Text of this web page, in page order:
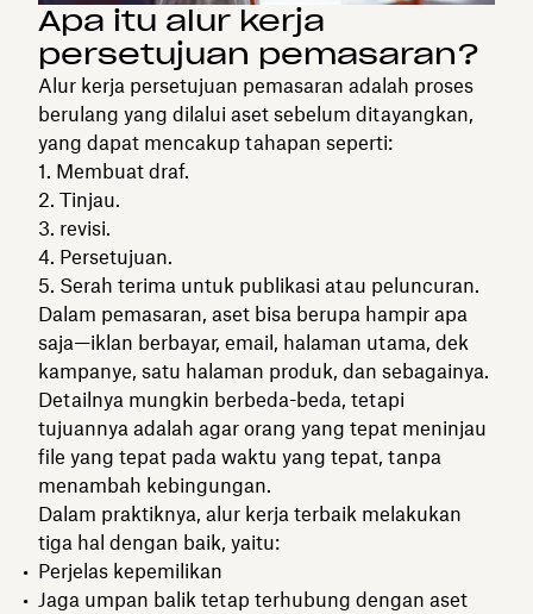
Apa itu alur kerja
persetujuan pemasaran?
Alur kerja persetujuan pemasaran adalah proses
berulang yang dilalui aset sebelum ditayangkan,
yang dapat mencakup tahapan seperti:
Membuat draf.
Tinjau.
revisi.
Persetujuan.
Serah terima untuk publikasi atau peluncuran.
Dalam pemasaran, aset bisa berupa hampir apa
saja—iklan berbayar, email, halaman utama, dek
kampanye, satu halaman produk, dan sebagainya.
Detailnya mungkin berbeda-beda, tetapi
tujuannya adalah agar orang yang tepat meninjau
file yang tepat pada waktu yang tepat, tanpa
menambah kebingungan.
Dalam praktiknya, alur kerja terbaik melakukan
tiga hal dengan baik, yaitu:
Perjelas kepemilikan
Jaga umpan balik tetap terhubung dengan aset